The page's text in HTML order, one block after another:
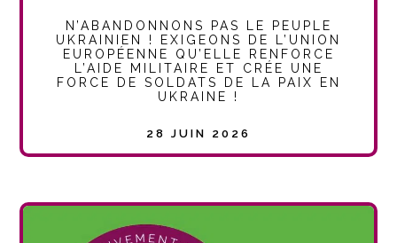
N’ABANDONNONS PAS LE PEUPLE
UKRAINIEN ! EXIGEONS DE L’UNION
EUROPÉENNE QU’ELLE RENFORCE
L’AIDE MILITAIRE ET CRÉE UNE
FORCE DE SOLDATS DE LA PAIX EN
UKRAINE !
28 JUIN 2026